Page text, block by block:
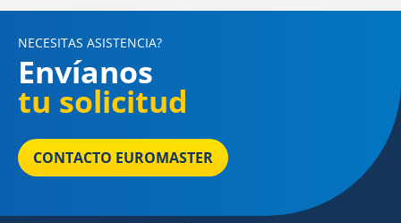
NECESITAS ASISTENCIA?
Envíanos
tu solicitud
CONTACTO EUROMASTER